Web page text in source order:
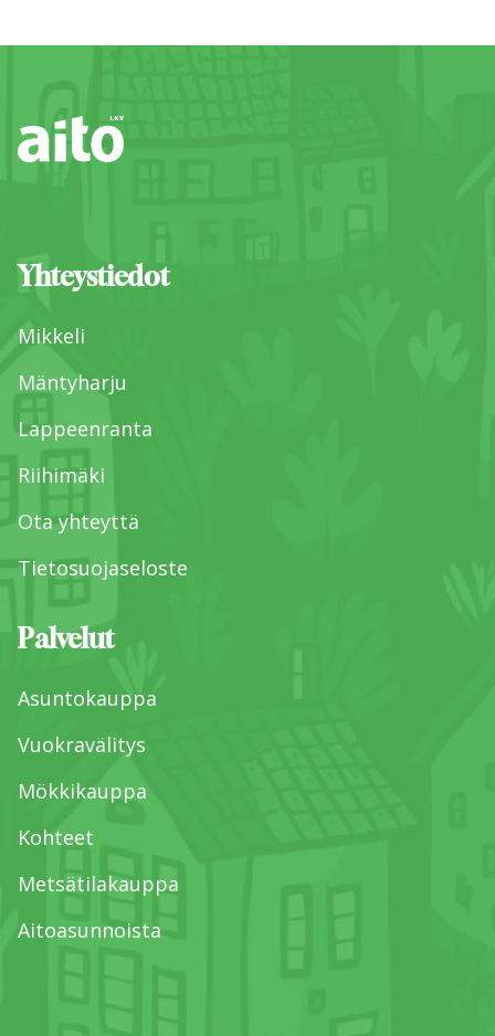
Yhteystiedot
Mikkeli
Mäntyharju
Lappeenranta
Riihimäki
Ota yhteyttä
Tietosuojaseloste
Palvelut
Asuntokauppa
Vuokravälitys
Mökkikauppa
Kohteet
Metsätilakauppa
Aitoasunnoista